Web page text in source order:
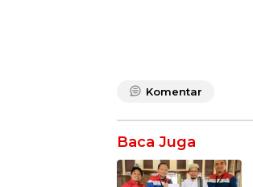
Komentar
Baca Juga